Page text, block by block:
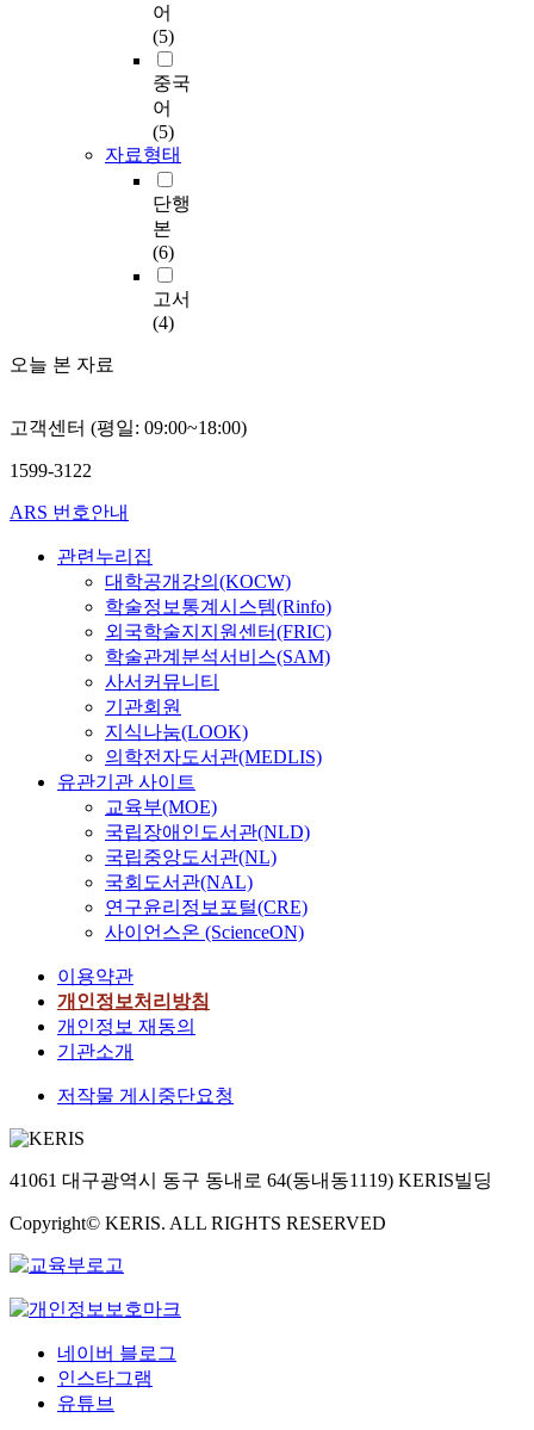
어
(5)
중국
어
(5)
자료형태
단행
본
(6)
고서
(4)
오늘 본 자료
고객센터 (평일: 09:00~18:00)
1599-3122
ARS 번호안내
관련누리집
대학공개강의(KOCW)
학술정보통계시스템(Rinfo)
외국학술지지원센터(FRIC)
학술관계분석서비스(SAM)
사서커뮤니티
기관회원
지식나눔(LOOK)
의학전자도서관(MEDLIS)
유관기관 사이트
교육부(MOE)
국립장애인도서관(NLD)
국립중앙도서관(NL)
국회도서관(NAL)
연구윤리정보포털(CRE)
사이언스온 (ScienceON)
이용약관
개인정보처리방침
개인정보 재동의
기관소개
저작물 게시중단요청
41061 대구광역시 동구 동내로 64(동내동1119) KERIS빌딩
Copyright© KERIS. ALL RIGHTS RESERVED
네이버 블로그
인스타그램
유튜브